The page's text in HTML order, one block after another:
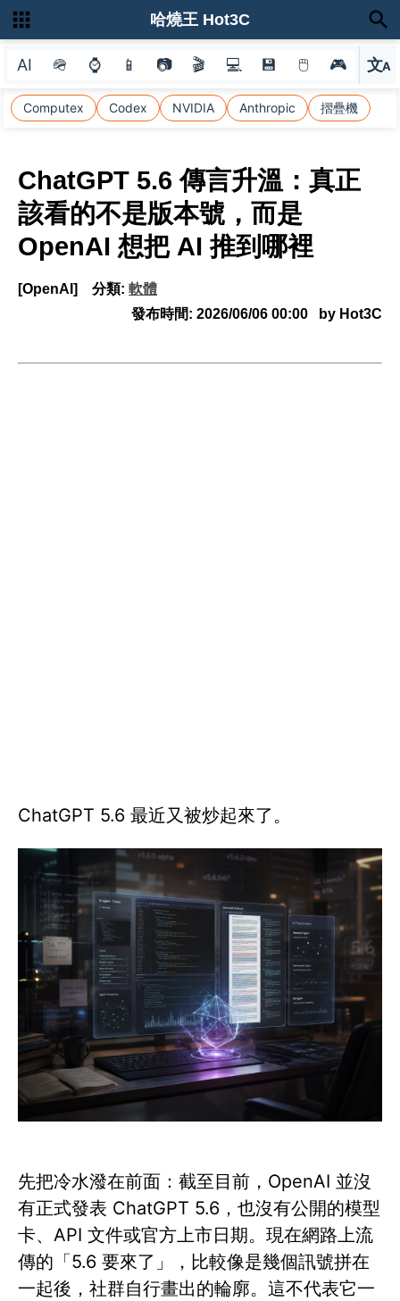
AI 🪖 ⌚ 📱 📷 🎬 💻 💾 🖱 🎮 文A
選
Computex Codex NVIDIA Anthropic 摺疊機
哈燒王 Hot3C
ChatGPT 5.6 傳言升溫：真正
該看的不是版本號，而是
OpenAI 想把 AI 推到哪裡
[OpenAI] 分類: 軟體
發布時間: 2026/06/06 00:00 by Hot3C
ChatGPT 5.6 最近又被炒起來了。
先把冷水潑在前面：截至目前，OpenAI 並沒
有正式發表 ChatGPT 5.6，也沒有公開的模型
卡、API 文件或官方上市日期。現在網路上流
傳的「5.6 要來了」，比較像是幾個訊號拼在
一起後，社群自行畫出的輪廓。這不代表它一